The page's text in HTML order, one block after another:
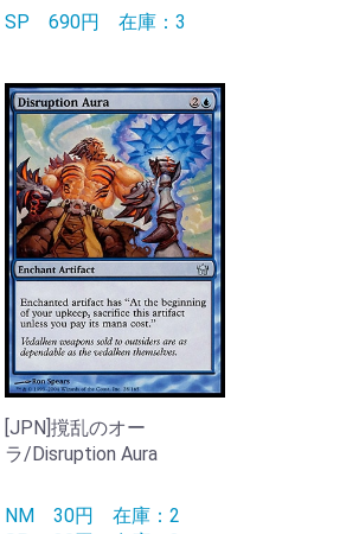
SP690円在庫：3
[JPN]撹乱のオー
ラ/Disruption Aura
NM30円在庫：2